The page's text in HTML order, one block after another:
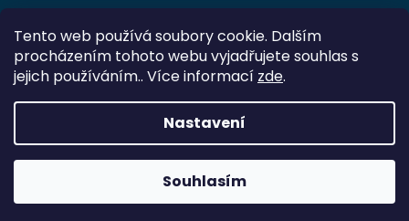
Tento web používá soubory cookie. Dalším
procházením tohoto webu vyjadřujete souhlas s
jejich používáním.. Více informací zde.
Nastavení
Souhlasím
Vytvořil Shoptet
Zlatavelryba.cz. Všechna práva vyhrazena.